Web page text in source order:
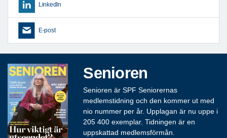
LinkedIn
E-post
Senioren
Senioren är SPF Seniorernas
medlemstidning och den kommer ut med
nio nummer per år. Upplagan är nu uppe i
205 400 exemplar. Tidningen är en
uppskattad medlemsförmån.